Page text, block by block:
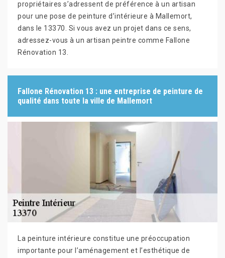
propriétaires s’adressent de préférence à un artisan
pour une pose de peinture d’intérieure à Mallemort,
dans le 13370. Si vous avez un projet dans ce sens,
adressez-vous à un artisan peintre comme Fallone
Rénovation 13.
Fallone Rénovation 13 : une entreprise de peinture de
qualité dans toute la ville de Mallemort
La peinture intérieure constitue une préoccupation
importante pour l’aménagement et l’esthétique de